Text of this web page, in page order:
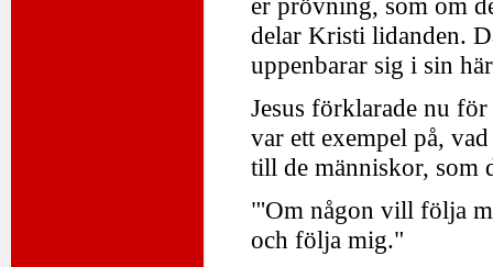
delar Kristi lidanden.
uppenbarar sig i sin
Jesus förklarade nu
var ett exempel på,
till de människor, som
"'Om någon vill följa
och följa mig."